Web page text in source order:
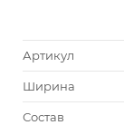
Артикул
Ширина
Состав